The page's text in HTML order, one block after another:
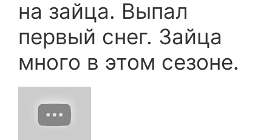
на зайца. Выпал
первый снег. Зайца
много в этом сезоне.